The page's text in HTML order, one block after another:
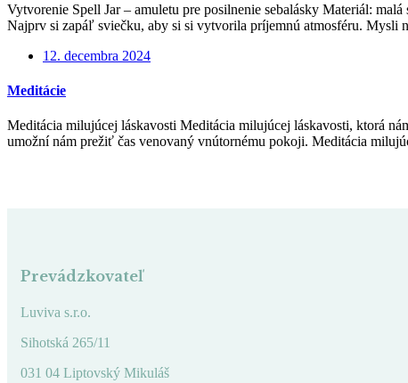
Vytvorenie Spell Jar – amuletu pre posilnenie sebalásky Materiál:
Najprv si zapáľ sviečku, aby si si vytvorila príjemnú atmosféru.
12. decembra 2024
Meditácie
Meditácia milujúcej láskavosti Meditácia milujúcej láskavosti, ktorá
umožní nám prežiť čas venovaný vnútornému pokoji. Meditácia
Prevádzkovateľ
Luviva s.r.o.
Sihotská 265/11
031 04 Liptovský Mikuláš